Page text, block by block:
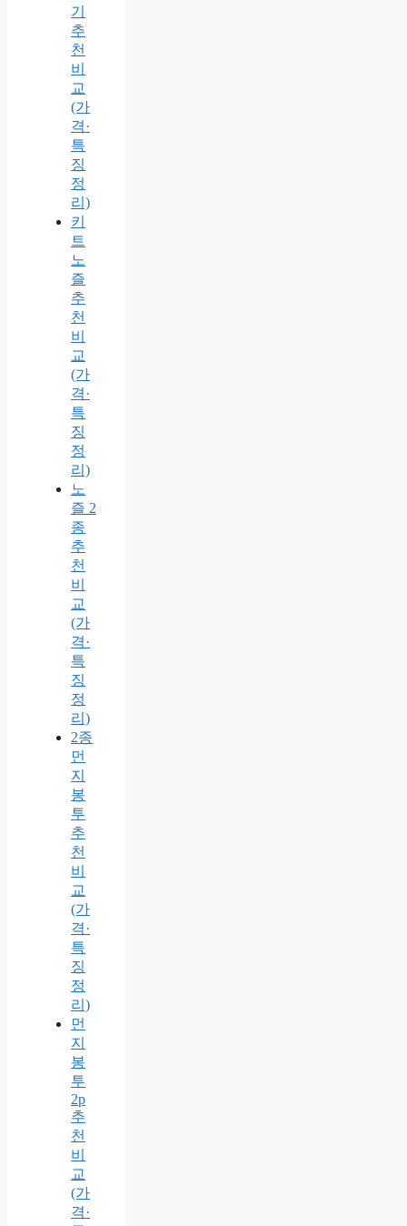
기
추
천
비
교
(가
격·
특
징
정
리)
키
트
노
즐
추
천
비
교
(가
격·
특
징
정
리)
노
즐 2
종
추
천
비
교
(가
격·
특
징
정
리)
2종
먼
지
봉
투
추
천
비
교
(가
격·
특
징
정
리)
먼
지
봉
투
2p
추
천
비
교
(가
격·